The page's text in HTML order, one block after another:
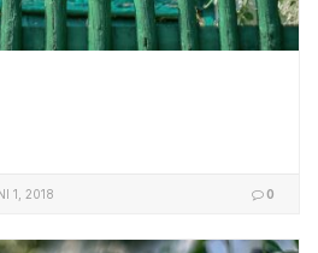
1, 2018 0